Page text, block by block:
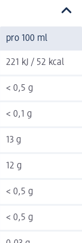
pro 100 ml
221 kJ / 52 kcal
< 0,5 g
< 0,1 g
13 g
12 g
< 0,5 g
< 0,5 g